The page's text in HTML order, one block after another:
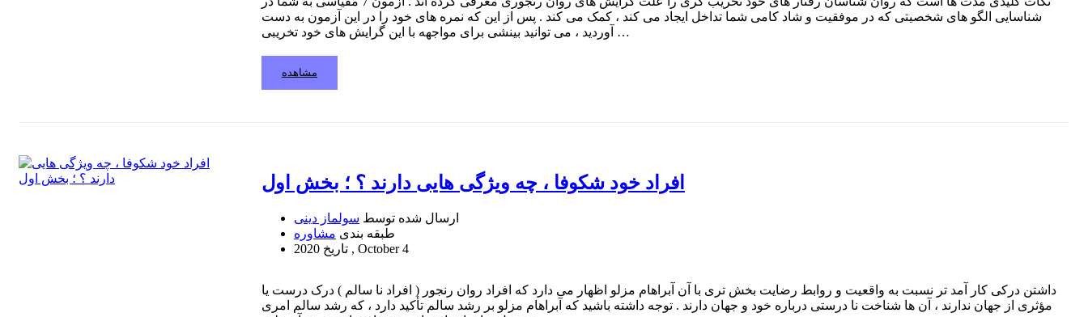
شناسایی الگو های شخصیتی که در موفقیت و شاد کامی شما تداخل ایجاد می کند ، کمک می کند . پس از این که نمره های خود را در این آزمون به دست
آوردید ، می توانید بینشی برای مواجهه با این گرایش های خود تخریبی …
مشاهده
افراد خود شکوفا ، چه ویژگی هایی دارند ؟ ؛ بخش اول
ارسال شده توسط سولماز دینی
طبقه بندی مشاوره
تاریخ 2020 , October 4
داشتن درکی کار آمد تر نسبت به واقعیت و روابط رضایت بخش تری با آن آبراهام مزلو اظهار می دارد که افراد روان رنجور ( افراد نا سالم ) درک درست یا
مؤثری از جهان ندارند ، آن ها شناخت نا درستی درباره خود و جهان دارند . توجه داشته باشید که آبراهام مزلو بر رشد سالم تأکید دارد ، که رشد سالم امری